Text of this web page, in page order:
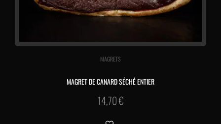
MAGRETS
MAGRET DE CANARD SÉCHÉ ENTIER
14,70€